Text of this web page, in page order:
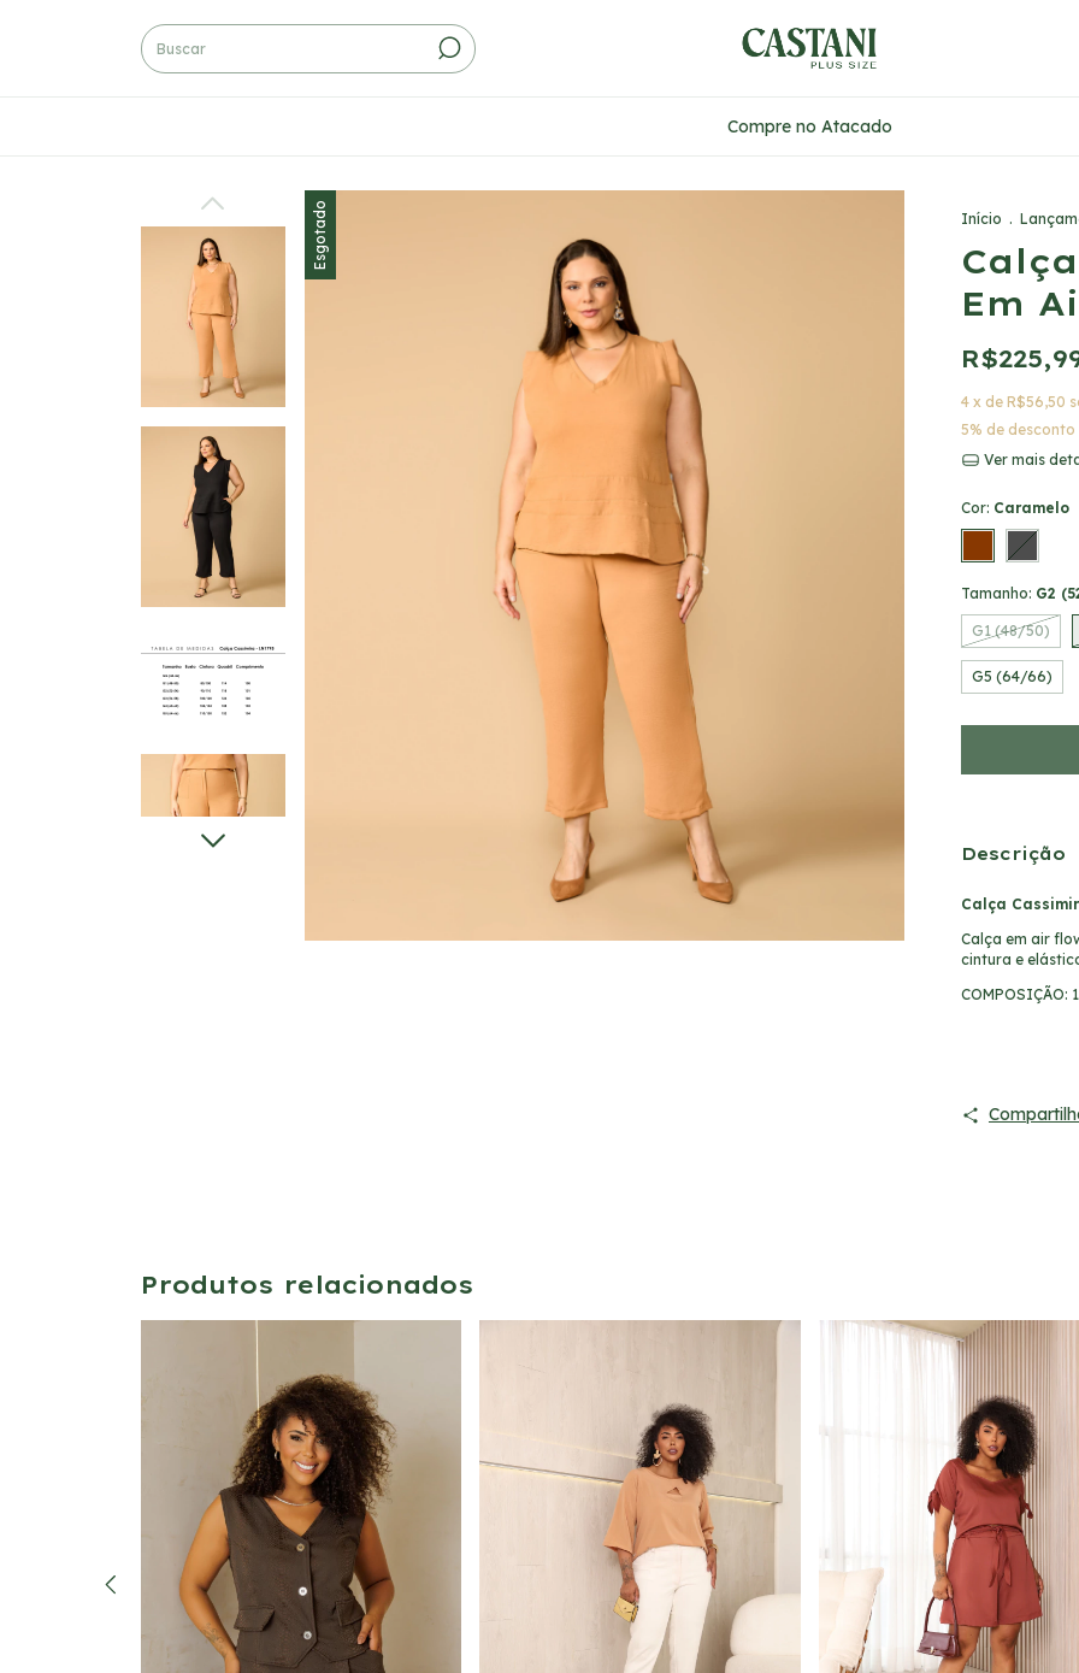
Compre no Atacado
Esgotado Início .
Em
4 x de R$56,50
5% de desconto
Ver mais
Cor: Caramelo
Tamanho: G2
G1 (48/50)
G5 (64/66)
Descrição
Calça
Calça em air
cintura e
COMPOSIÇÃO:
Produtos relacionados